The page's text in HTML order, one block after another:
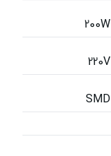
200W
220V
SMD